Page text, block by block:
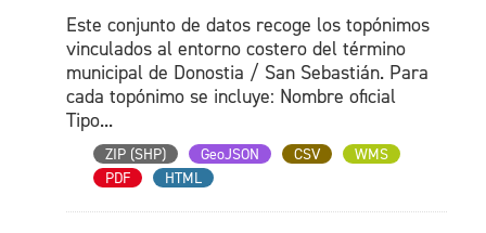
Este conjunto de datos recoge los topónimos
vinculados al entorno costero del término
municipal de Donostia / San Sebastián. Para
cada topónimo se incluye: Nombre oficial
Tipo...
ZIP (SHP) GeoJSON CSV
WMS
PDF
HTML